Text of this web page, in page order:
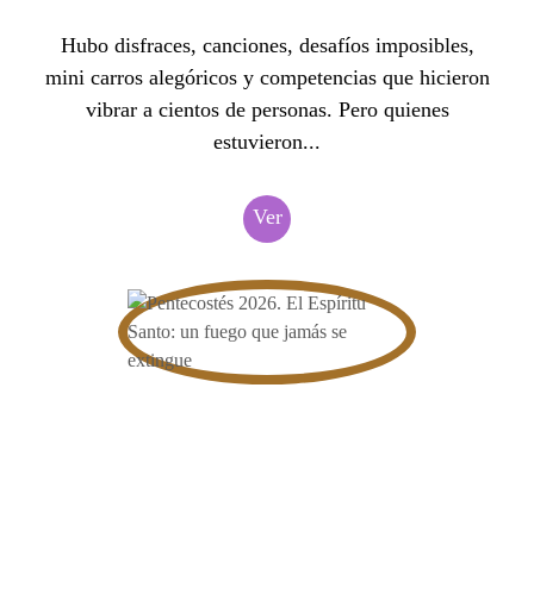
Hubo disfraces, canciones, desafíos imposibles,
mini carros alegóricos y competencias que hicieron
vibrar a cientos de personas. Pero quienes
estuvieron...
Ver